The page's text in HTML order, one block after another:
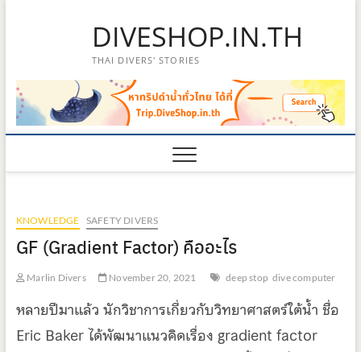
DIVESHOP.IN.TH
THAI DIVERS' STORIES
KNOWLEDGE SAFETY DIVERS
GF (Gradient Factor) คืออะไร
Marlin Divers November 20, 2021 deep stop dive computer
หลายปีมาแล้ว นักวิชาการเกี่ยวกับวิทยาศาสตร์ใต้น้ำ ชื่อ
Eric Baker ได้พัฒนาแนวคิดเรื่อง gradient factor